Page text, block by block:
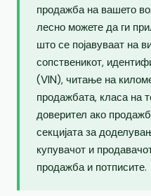
продажба на вашето
лесно можете да ги
што се појавуваат на
сопственикот,
(VIN), читање на
продажбата, класа на
доверител ако
секцијата за
купувачот и
продажба и потписите.